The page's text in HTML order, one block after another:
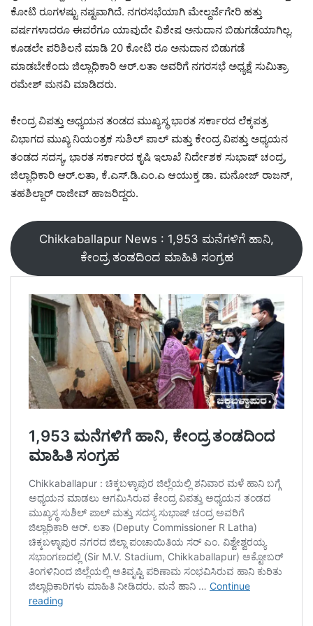
ಕೋಟಿ ರೂಗಳಷ್ಟು ನಷ್ಟವಾಗಿದೆ. ನಗರಸಭೆಯಾಗಿ ಮೇಲ್ದರ್ಜೆಗೇರಿ ಹತ್ತು
ವರ್ಷಗಳಾದರೂ ಈವರೆಗೂ ಯಾವುದೇ ವಿಶೇಷ ಅನುದಾನ ಬಿಡುಗಡೆಯಾಗಿಲ್ಲ.
ಕೂಡಲೇ ಪರಿಶಿಲನೆ ಮಾಡಿ 20 ಕೋಟಿ ರೂ ಅನುದಾನ ಬಿಡುಗಡೆ
ಮಾಡಬೇಕೆಂದು ಜಿಲ್ಲಾಧಿಕಾರಿ ಆರ್.ಲತಾ ಅವರಿಗೆ ನಗರಸಭೆ ಅಧ್ಯಕ್ಷೆ ಸುಮಿತ್ರಾ
ರಮೇಶ್ ಮನವಿ ಮಾಡಿದರು.
ಕೇಂದ್ರ ವಿಪತ್ತು ಅಧ್ಯಯನ ತಂಡದ ಮುಖ್ಯಸ್ಥ ಭಾರತ ಸರ್ಕಾರದ ಲೆಕ್ಕಪತ್ರ
ವಿಭಾಗದ ಮುಖ್ಯ ನಿಯಂತ್ರಕ ಸುಶಿಲ್ ಪಾಲ್ ಮತ್ತು ಕೇಂದ್ರ ವಿಪತ್ತು ಅಧ್ಯಯನ
ತಂಡದ ಸದಸ್ಯ, ಭಾರತ ಸರ್ಕಾರದ ಕೃಷಿ ಇಲಾಖೆ ನಿರ್ದೇಶಕ ಸುಭಾಷ್ ಚಂದ್ರ,
ಜಿಲ್ಲಾಧಿಕಾರಿ ಆರ್.ಲತಾ, ಕೆ.ಎಸ್.ಡಿ.ಎಂ.ಎ ಆಯುಕ್ತ ಡಾ. ಮನೋಜ್ ರಾಜನ್,
ತಹಶಿಲ್ದಾರ್ ರಾಜೀವ್ ಹಾಜರಿದ್ದರು.
Chikkaballapur News : 1,953 ಮನೆಗಳಿಗೆ ಹಾನಿ,
ಕೇಂದ್ರ ತಂಡದಿಂದ ಮಾಹಿತಿ ಸಂಗ್ರಹ